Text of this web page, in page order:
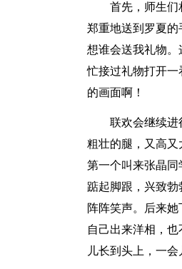
首先，师生们
郑重地送到罗夏的
想谁会送我礼物。
忙接过礼物打开一
的画面啊！
联欢会继续进
粗壮的腿，又高
第一个叫来张晶同
踮起脚跟，兴致
阵阵笑声。后来
自己出来洋相，
儿长到头上，一